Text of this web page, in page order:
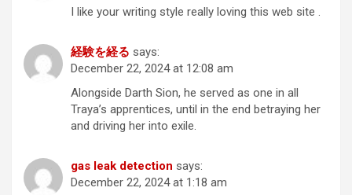
I like your writing style really loving this web site .
経験を経る says:
December 22, 2024 at 12:08 am
Alongside Darth Sion, he served as one in all
Traya’s apprentices, until in the end betraying her
and driving her into exile.
gas leak detection says:
December 22, 2024 at 1:18 am